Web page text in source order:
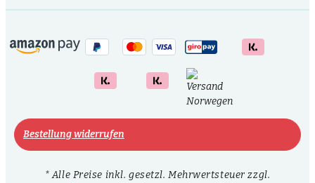
Bestellung widerrufen
* Alle Preise inkl. gesetzl. Mehrwertsteuer zzgl.